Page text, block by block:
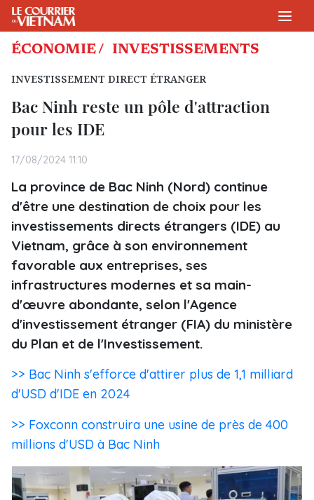
ÉCONOMIE / INVESTISSEMENTS
INVESTISSEMENT DIRECT ÉTRANGER
Bac Ninh reste un pôle d'attraction
pour les IDE
17/08/2024 11:10
La province de Bac Ninh (Nord) continue
d'être une destination de choix pour les
investissements directs étrangers (IDE) au
Vietnam, grâce à son environnement
favorable aux entreprises, ses
infrastructures modernes et sa main-
d'œuvre abondante, selon l'Agence
d'investissement étranger (FIA) du ministère
du Plan et de l'Investissement.
>> Bac Ninh s'efforce d'attirer plus de 1,1 milliard
d'USD d'IDE en 2024
>> Foxconn construira une usine de près de 400
millions d'USD à Bac Ninh